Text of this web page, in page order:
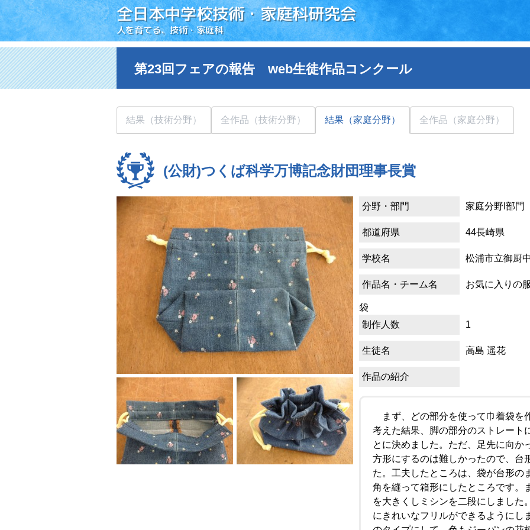
全日本中学校技術・家庭科研究会
人を育てる、技術・家庭科
第23回フェアの報告 web生徒作品コンクール
結果（技術分野） 全作品（技術分野） 結果（家庭分野） 全作品（家庭分野）
(公財)つくば科学万博記念財団理事長賞
分野・部門 家庭分野I部門
都道府県 44長崎県
学校名 松浦市立御厨
作品名・チーム名 お気に入りの
袋
制作人数
1
生徒名 高島 遥花
作品の紹介
まず、どの部分を使って巾着袋を
考えた結果、脚の部分のストレート
とに決めました。ただ、足先に向か
方形にするのは難しかったので、台
た。工夫したところは、袋が台形の
角を縫って箱形にしたところです。
を大きくしミシンを二段にしました
にきれいなフリルができるようにし